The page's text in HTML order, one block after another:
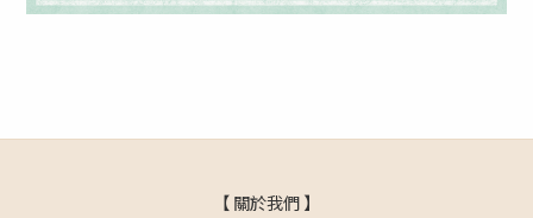
【 關於我們 】